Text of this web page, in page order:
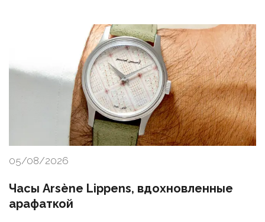
05/08/2026
Часы Arsène Lippens, вдохновленные
арафаткой